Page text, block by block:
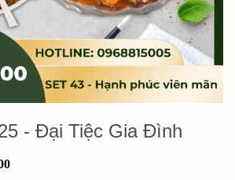
- Đại Tiệc Gia Đình